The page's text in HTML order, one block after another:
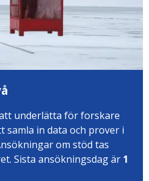
underlätta för forskare
samla in data och prover i
om stöd tas
Sista ansökningsdag är 1